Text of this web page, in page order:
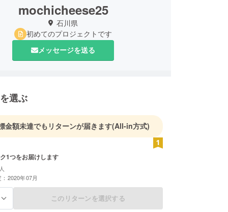
mochicheese25
石川県
初めてのプロジェクトです
メッセージを送る
選ぶ
金額未達でもリターンが届きます(All-in方式)
1つをお届けします
2020年07月
このリターンを選択する